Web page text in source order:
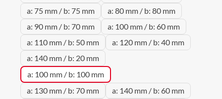
a: 75 mm / b: 75 mm
a: 80 mm / b: 80 mm
a: 90 mm / b: 70 mm
a: 100 mm / b: 60 mm
a: 110 mm / b: 50 mm
a: 120 mm / b: 40 mm
a: 140 mm / b: 20 mm
a: 100 mm / b: 100 mm
a: 130 mm / b: 70 mm
a: 140 mm / b: 60 mm